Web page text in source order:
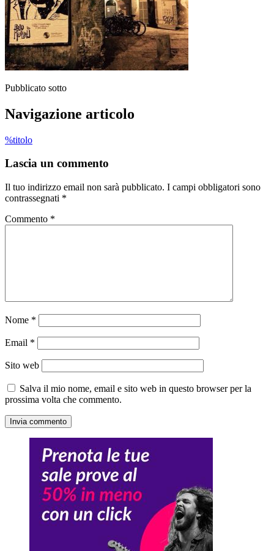
Pubblicato sotto
Navigazione articolo
%titolo
Lascia un commento
Il tuo indirizzo email non sarà pubblicato. I campi obbligatori sono
contrassegnati *
Commento *
Nome *
Email *
Sito web
Salva il mio nome, email e sito web in questo browser per la
prossima volta che commento.